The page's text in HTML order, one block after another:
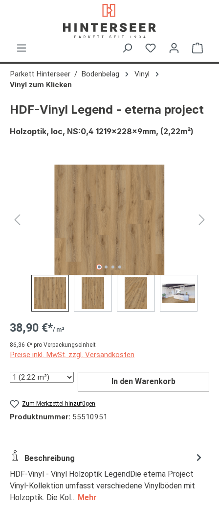
Parkett Hinterseer Bodenbelag
Vinyl
Vinyl zum Klicken
HDF-Vinyl Legend - eterna project
Holzoptik, loc, NS:0,4 1219x228x9mm, (2,22m²)
Bildergalerie überspringen
38,90 €*/ m²
86,36 €* pro Verpackungseinheit
Preise inkl. MwSt. zzgl. Versandkosten
Anzahl In den Warenkorb
Zum Merkzettel hinzufügen
Produktnummer: 55510951
Beschreibung
HDF-Vinyl - Vinyl Holzoptik LegendDie eterna Project
Vinyl-Kollektion umfasst verschiedene Vinylböden mit
Holzoptik. Die Kol… Mehr